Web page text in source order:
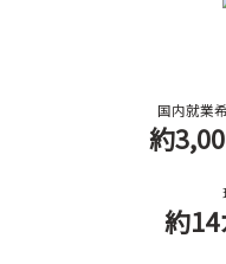
国内就業
約
約14